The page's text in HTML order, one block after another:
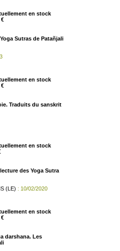
en stock
€
Sutras de Patañjali
en stock
€
Traduits du sanskrit
en stock
des Yoga Sutra
(LE) : 10/02/2020
en stock
€
darshana. Les